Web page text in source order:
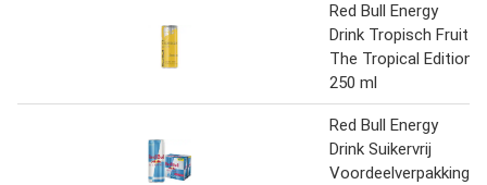
Red Bull Energy
Drink Tropisch Fruit
The Tropical Edition
250 ml
Red Bull Energy
Drink Suikervrij
Voordeelverpakking